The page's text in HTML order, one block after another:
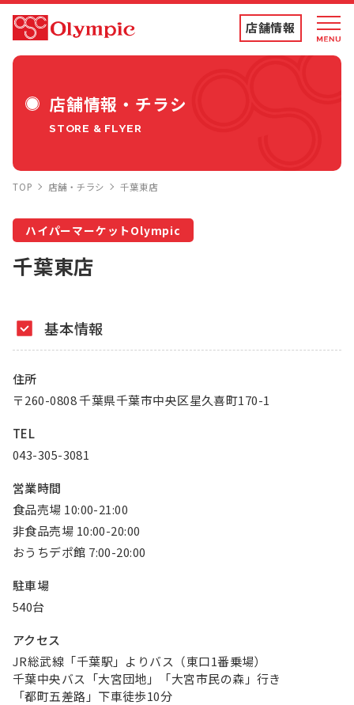
店舗情報
トコポン
コンテンツ
お知らせ
店舗情報・チラシ
STORE & FLYER
TOP 店舗・チラシ 千葉東店
ハイパーマーケットOlympic
千葉東店
基本情報
住所
〒260-0808 千葉県千葉市中央区星久喜町170-1
TEL
043-305-3081
営業時間
食品売場 10:00-21:00
非食品売場 10:00-20:00
おうちデポ館 7:00-20:00
駐車場
540台
アクセス
JR総武線「千葉駅」よりバス（東口1番乗場）
千葉中央バス「大宮団地」「大宮市民の森」行き
「都町五差路」下車徒歩10分